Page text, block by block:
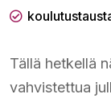
Tällä hetkellä
vahvistettua